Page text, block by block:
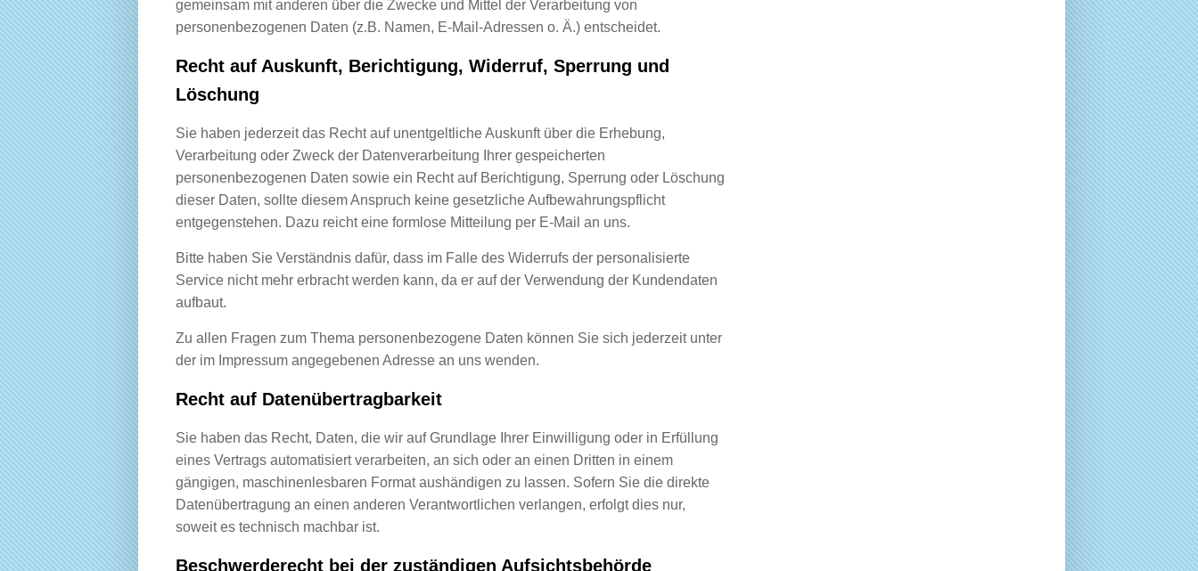
gemeinsam mit anderen über die Zwecke und Mittel der Verarbeitung von
personenbezogenen Daten (z.B. Namen, E-Mail-Adressen o. Ä.) entscheidet.
Recht auf Auskunft, Berichtigung, Widerruf, Sperrung und
Löschung
Sie haben jederzeit das Recht auf unentgeltliche Auskunft über die Erhebung,
Verarbeitung oder Zweck der Datenverarbeitung Ihrer gespeicherten
personenbezogenen Daten sowie ein Recht auf Berichtigung, Sperrung oder Löschung
dieser Daten, sollte diesem Anspruch keine gesetzliche Aufbewahrungspflicht
entgegenstehen. Dazu reicht eine formlose Mitteilung per E-Mail an uns.
Bitte haben Sie Verständnis dafür, dass im Falle des Widerrufs der personalisierte
Service nicht mehr erbracht werden kann, da er auf der Verwendung der Kundendaten
aufbaut.
Zu allen Fragen zum Thema personenbezogene Daten können Sie sich jederzeit unter
der im Impressum angegebenen Adresse an uns wenden.
Recht auf Datenübertragbarkeit
Sie haben das Recht, Daten, die wir auf Grundlage Ihrer Einwilligung oder in Erfüllung
eines Vertrags automatisiert verarbeiten, an sich oder an einen Dritten in einem
gängigen, maschinenlesbaren Format aushändigen zu lassen. Sofern Sie die direkte
Datenübertragung an einen anderen Verantwortlichen verlangen, erfolgt dies nur,
soweit es technisch machbar ist.
Beschwerderecht bei der zuständigen Aufsichtsbehörde